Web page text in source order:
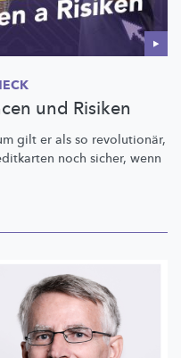
und Risiken
gilt er als so revolutionär,
noch sicher, wenn